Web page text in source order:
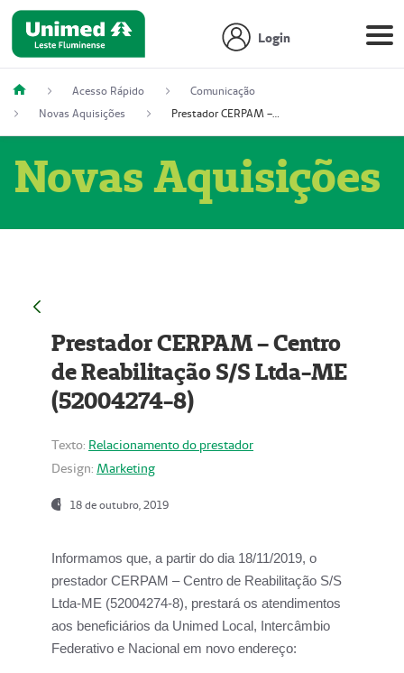
Login
Acesso Rápido
Comunicação
Novas Aquisições
Prestador CERPAM – Centro de Reabilitação S/S Ltda-ME (52004274-8)
Novas Aquisições
Prestador CERPAM – Centro
de Reabilitação S/S Ltda-ME
(52004274-8)
Texto: Relacionamento do prestador
Design: Marketing
18 de outubro, 2019
Informamos que, a partir do dia 18/11/2019, o
prestador CERPAM – Centro de Reabilitação S/S
Ltda-ME (52004274-8), prestará os atendimentos
aos beneficiários da Unimed Local, Intercâmbio
Federativo e Nacional em novo endereço: